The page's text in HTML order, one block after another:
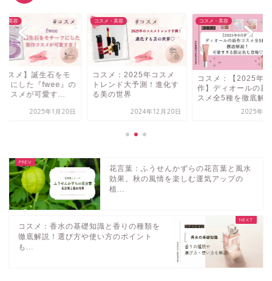
・美容
スメ】誕生石をモ
フにした『fwee』の
コスメが可愛す...
2025年1月20日
コスメ・美容
コスメ：2025年コスメ
トレンド大予測！進化す
る美の世界
2024年12月20日
コスメ・美容
コスメ：【2025年8
作】ディオールの新
スメ全5種を徹底解...
2025年8
花言葉：ふうせんかずらの花言葉と風水
効果。秋の風情を楽しむ運気アップの
植...
コスメ：香水の基礎知識と香りの種類を
徹底解説！選び方や使い方のポイント
も...